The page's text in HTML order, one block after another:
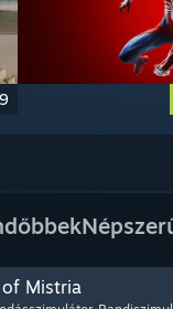
of Mistria